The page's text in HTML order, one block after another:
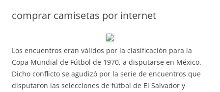
comprar camisetas por internet
Los encuentros eran válidos por la clasificación para la
Copa Mundial de Fútbol de 1970, a disputarse en México.
Dicho conflicto se agudizó por la serie de encuentros que
disputaron las selecciones de fútbol de El Salvador y